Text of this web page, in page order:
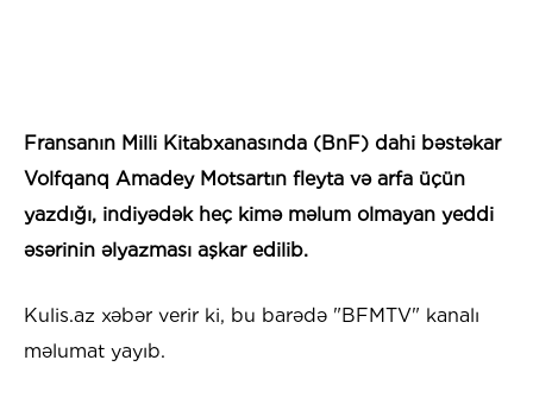
Fransanın Milli Kitabxanasında (BnF) dahi bəstəkar
Volfqanq Amadey Motsartın fleyta və arfa üçün
yazdığı, indiyədək heç kimə məlum olmayan yeddi
əsərinin əlyazması aşkar edilib.
Kulis.az xəbər verir ki, bu barədə "BFMTV" kanalı
məlumat yayıb.